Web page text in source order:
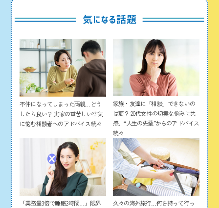
不仲になってしまった両親…どう
したら良い？ 実家の重苦しい空気
に悩む相談者へのアドバイス続々
家族・友達に「相談」できないの
は変？ 20代女性の切実な悩みに共
感、“人生の先輩”からのアドバイス
続々
「業務量3倍で睡眠3時間…」限界
久々の海外旅行…何を持って行っ